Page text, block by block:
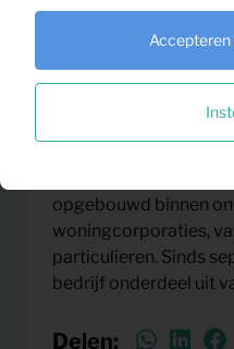
Over Hooft &
Hooft & Petiet is
en inrichting van
opgebouwd binnen
woningcorporaties,
particulieren. Sinds
bedrijf onderdeel uit
Delen:
Accepteren